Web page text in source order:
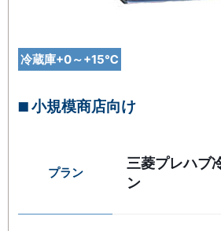
冷蔵庫+0～+15℃
小規模商店向け
プラン
三菱プレハブ
ン